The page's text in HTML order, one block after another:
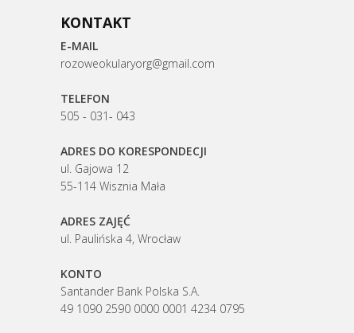
KONTAKT
E-MAIL
rozoweokularyorg@gmail.com
TELEFON
505 - 031- 043
ADRES DO KORESPONDECJI
ul. Gajowa 12
55-114 Wisznia Mała
ADRES ZAJĘĆ
ul. Paulińska 4, Wrocław
KONTO
Santander Bank Polska S.A.
49 1090 2590 0000 0001 4234 0795